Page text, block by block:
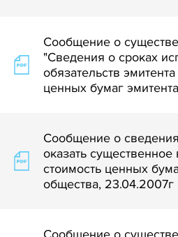
Сообщение о
"Сведения о сроках
обязательств
ценных бумаг
Сообщение о
оказать
стоимость ценных
общества, 23.04.2007г
Сообщение о